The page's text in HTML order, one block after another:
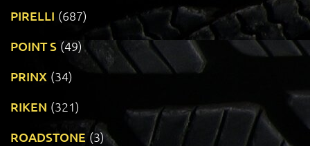
PIRELLI (687)
POINT S (49)
PRINX (34)
RIKEN (321)
ROADSTONE (3)